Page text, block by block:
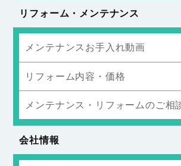
リフォーム・メンテナンス
メンテナンスお手入れ動画
リフォーム内容・価格
メンテナンス・リフォームのご相
会社情報